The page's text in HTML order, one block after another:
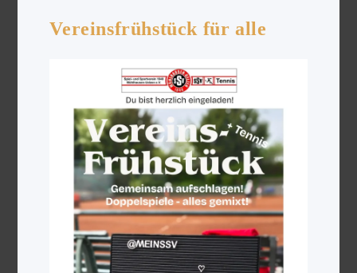
Vereinsfrühstück für alle